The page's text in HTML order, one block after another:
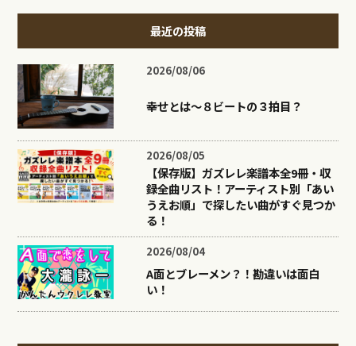
最近の投稿
2026/08/06
幸せとは〜８ビートの３拍目？
2026/08/05
【保存版】ガズレレ楽譜本全9冊・収
録全曲リスト！アーティスト別「あい
うえお順」で探したい曲がすぐ見つか
る！
2026/08/04
A面とブレーメン？！勘違いは面白
い！